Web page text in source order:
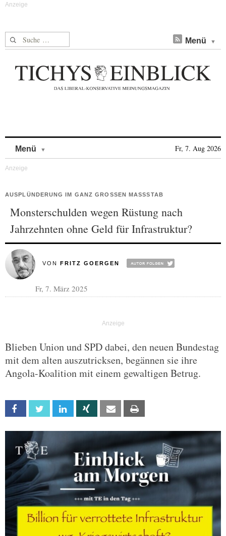
Suche nach: Menü
Menü Fr, 7. Aug 2026
AUSPLÜNDERUNG IM GANZ GROSSEN MASSSTAB
Monsterschulden wegen Rüstung nach
Jahrzehnten ohne Geld für Infrastruktur?
VON FRITZ GOERGEN
Fr, 7. März 2025
Blieben Union und SPD dabei, den neuen Bundestag
mit dem alten auszutricksen, begännen sie ihre
Angola-Koalition mit einem gewaltigen Betrug.
Facebook Twitter Linkedin Xing Email